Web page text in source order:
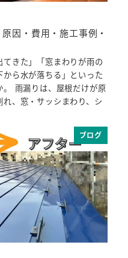
因・費用・施工事例・
きた」「窓まわりが雨の
ら水が落ちる」といった
雨漏りは、屋根だけが原
、窓・サッシまわり、シ
ブログ